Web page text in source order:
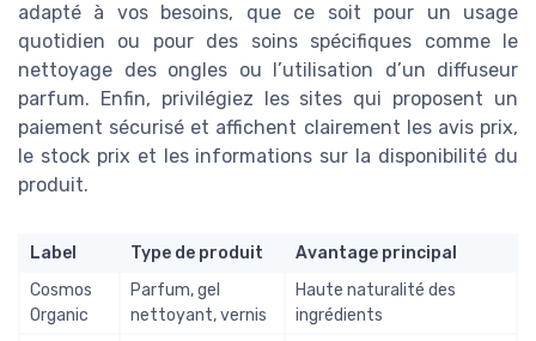
adapté à vos besoins, que ce soit pour un usage
quotidien ou pour des soins spécifiques comme le
nettoyage des ongles ou l’utilisation d’un diffuseur
parfum. Enfin, privilégiez les sites qui proposent un
paiement sécurisé et affichent clairement les avis prix,
le stock prix et les informations sur la disponibilité du
produit.
Label Type de produit
Avantage principal
Cosmos
Organic
Parfum, gel
nettoyant, vernis
Haute naturalité des
ingrédients